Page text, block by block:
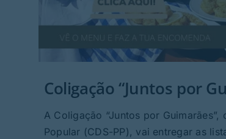
Coligação “Juntos por
A Coligação “Juntos por
Popular (CDS-PP), vai entregar as